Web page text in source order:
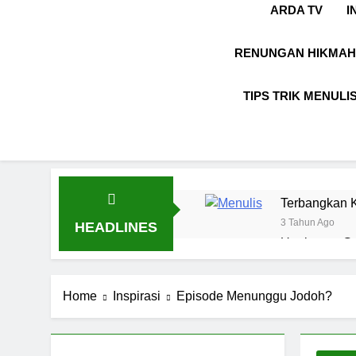
ARDA TV
RENUNGAN HIKMAH
TIPS TRIK
HEADLINES
Terbangkan
3 Tahun Ago
Ungkapan
8 Bulan Ago
1 Tahun Ago
Home Inspirasi Episode Menunggu Jodoh?